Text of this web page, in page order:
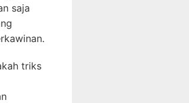
saja
triks